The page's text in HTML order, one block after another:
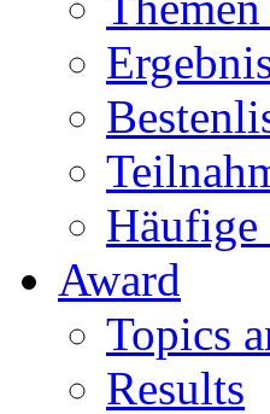
Häufige
Award
Topics
Results